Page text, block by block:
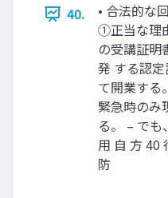
40.
• 合法的な
①正当な理
の受講証明
発 する認
て開業する
緊急時のみ
る。 – でも
用 自 方 40
防